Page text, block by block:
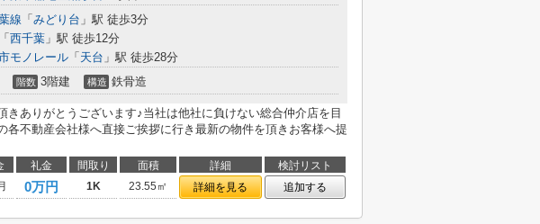
線 「 みどり台 」駅 徒歩3分
「 西千葉 」駅 徒歩12分
モノレール 「 天台 」駅 徒歩28分
階数 3階建 構造 鉄骨造
きありがとうございます♪当社は他社に負けない総合仲介店を目
各不動産会社様へ直接ご挨拶に行き最新の物件を頂きお客様へ提
礼金 間取り 面積 詳細
検討リスト
0万円 1K 23.55㎡ 詳細を見る 追加する